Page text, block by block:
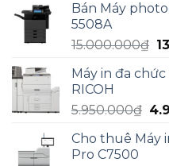
là:
Bán Máy
5508A
15.000.000₫
là:
Máy in đa
RICOH
5.950.000₫ Giá
là:
Cho thuê Máy
Pro C7500